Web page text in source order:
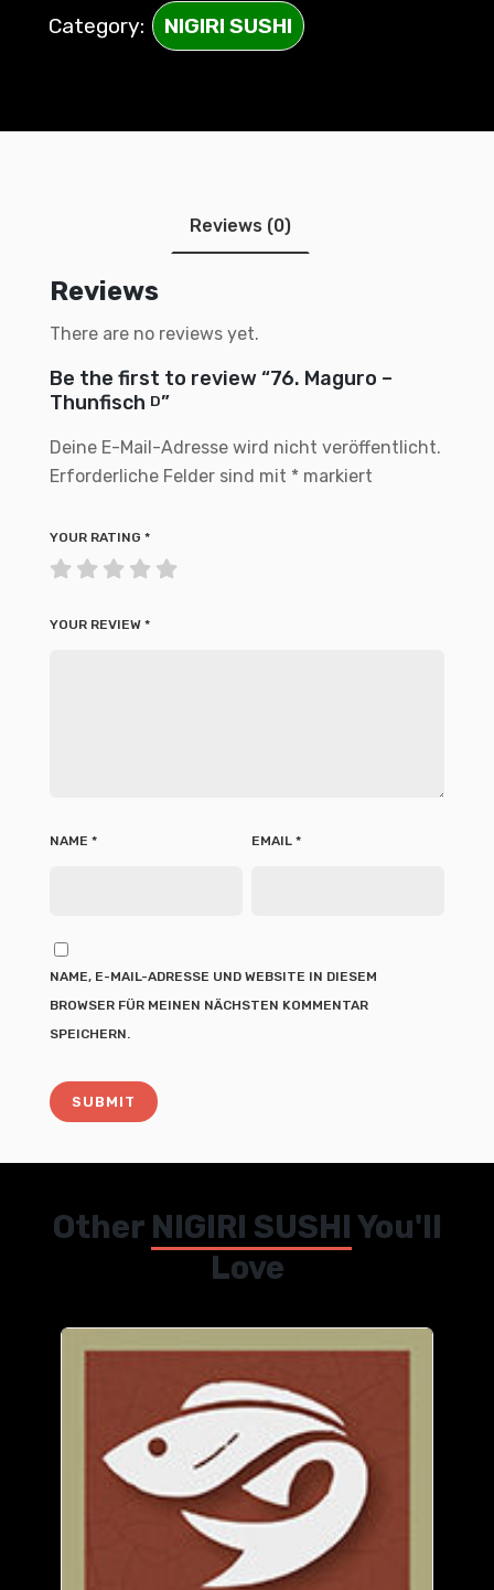
Category: NIGIRI SUSHI
Reviews (0)
Reviews
There are no reviews yet.
Be the first to review “76. Maguro –
Thunfisch D”
Deine E-Mail-Adresse wird nicht veröffentlicht.
Erforderliche Felder sind mit * markiert
YOUR RATING *
YOUR REVIEW *
NAME * EMAIL *
NAME, E-MAIL-ADRESSE UND WEBSITE IN DIESEM
BROWSER FÜR MEINEN NÄCHSTEN KOMMENTAR
SPEICHERN.
Other NIGIRI SUSHI You'll
Love